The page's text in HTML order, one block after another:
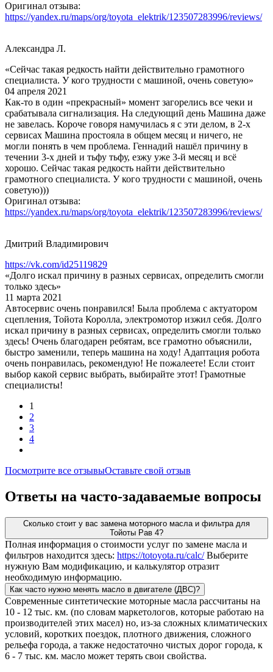
Оригинал отзыва:
https://yandex.ru/maps/org/toyota_elektrik/123507283996/reviews/
Александра Л.
«Сейчас такая редкость найти действительно грамотного
специалиста. У кого трудности с машиной, очень советую»
04 апреля 2021
Как-то в один «прекрасный» момент загорелись все чеки и
срабатывала сигнализация. На следующий день Машина даже
не завелась. Короче говоря намучилась я с эти делом, в 2-х
сервисах Машина простояла в общем месяц и ничего, не
могли понять в чем проблема. Геннадий нашёл причину в
течении 3-х дней и тьфу тьфу, езжу уже 3-й месяц и всё
хорошо. Сейчас такая редкость найти действительно
грамотного специалиста. У кого трудности с машиной, очень
советую)))
Оригинал отзыва:
https://yandex.ru/maps/org/toyota_elektrik/123507283996/reviews/
Дмитрий Владимирович
https://vk.com/id25119829
«Долго искал причину в разных сервисах, определить смогли
только здесь»
11 марта 2021
Автосервис очень понравился! Была проблема с актуатором
сцепления, Тойота Королла, электромотор изжил себя. Долго
искал причину в разных сервисах, определить смогли только
здесь! Очень благодарен ребятам, все грамотно объяснили,
быстро заменили, теперь машина на ходу! Адаптация робота
очень понравилась, рекомендую! Не пожалеете! Если стоит
выбор какой сервис выбрать, выбирайте этот! Грамотные
специалисты!
1
2
3
4
Посмотрите все отзывыОставьте свой отзыв
Ответы на часто-задаваемые вопросы
Сколько стоит у вас замена моторного масла и фильтра для
Тойоты Рав 4?
Полная информация о стоимости услуг по замене масла и
фильтров находится здесь: https://totoyota.ru/calc/Выберите
нужную Вам модификацию, и калькулятор отразит
необходимую информацию.
Как часто нужно менять масло в двигателе (ДВС)?
Современные синтетические моторные масла рассчитаны на
10 - 12 тыс. км. (по словам маркетологов, которые работаю на
производителей этих масел) но, из-за сложных климатических
условий, коротких поездок, плотного движения, сложного
рельефа города, а также недостаточно чистых дорог города, к
6 - 7 тыс. км. масло может терять свои свойства.